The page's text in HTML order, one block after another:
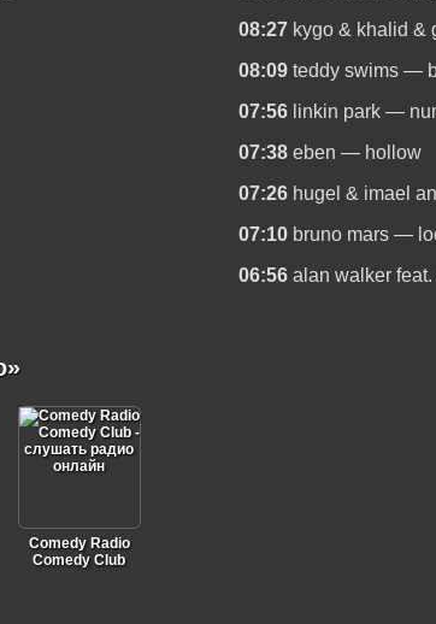
08:27 kygo & khalid &
08:09 teddy swims —
07:56 linkin park —
07:38 eben — hollow
07:26 hugel & imael
07:10 bruno mars —
06:56 alan walker
Comedy Radio
Comedy Club